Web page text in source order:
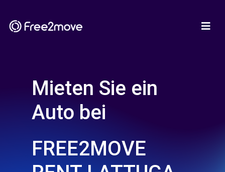
Mieten Sie ein
Auto bei
FREE2MOVE